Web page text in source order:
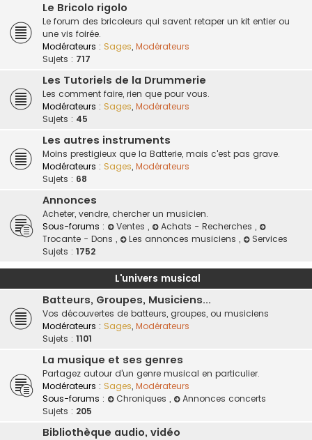
Le Bricolo rigolo
Le forum des bricoleurs qui savent retaper un kit entier ou
une vis foirée.
Modérateurs : Sages, Modérateurs
Sujets : 717
Les Tutoriels de la Drummerie
Les comment faire, rien que pour vous.
Modérateurs : Sages, Modérateurs
Sujets : 45
Les autres instruments
Moins prestigieux que la Batterie, mais c'est pas grave.
Modérateurs : Sages, Modérateurs
Sujets : 68
Annonces
Acheter, vendre, chercher un musicien.
Sous-forums :
Ventes , Achats - Recherches ,
Trocante - Dons , Les annonces musiciens ,
Services
Sujets : 1752
L'univers musical
Batteurs, Groupes, Musiciens...
Vos découvertes de batteurs, groupes, ou musiciens
Modérateurs : Sages, Modérateurs
Sujets : 1101
La musique et ses genres
Partagez autour d'un genre musical en particulier.
Modérateurs : Sages, Modérateurs
Sous-forums :
Chroniques ,
Annonces concerts
Sujets : 205
Bibliothèque audio, vidéo